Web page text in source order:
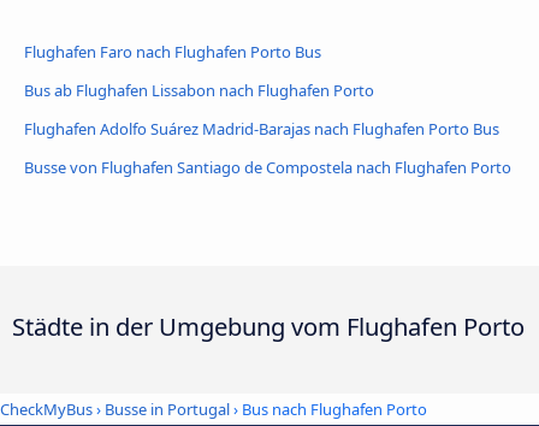
Flughafen Faro nach Flughafen Porto Bus
Bus ab Flughafen Lissabon nach Flughafen Porto
Flughafen Adolfo Suárez Madrid-Barajas nach Flughafen Porto Bus
Busse von Flughafen Santiago de Compostela nach Flughafen Porto
Städte in der Umgebung vom Flughafen Porto
CheckMyBus› Busse in Portugal› Bus nach Flughafen Porto